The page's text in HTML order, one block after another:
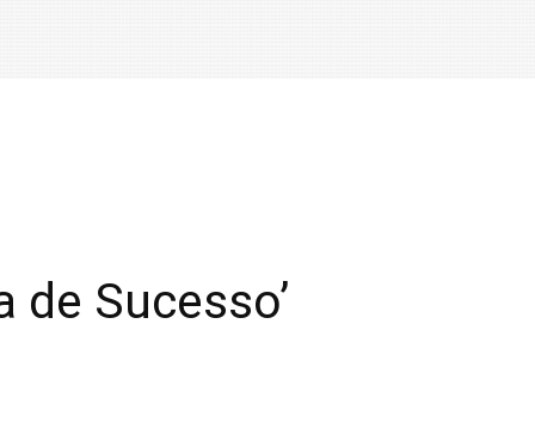
de Sucesso’